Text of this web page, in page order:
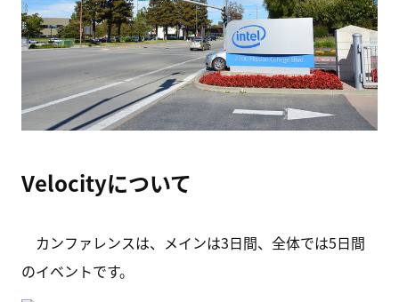
Velocityについて
カンファレンスは、メインは3日間、全体では5日間
のイベントです。